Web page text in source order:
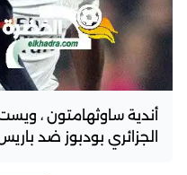
أندية ساوثهامتون ،
الجزائري بودبوز ضد